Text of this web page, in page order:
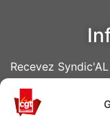
Recevez